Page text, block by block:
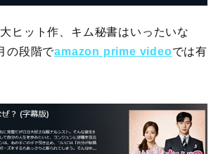
ヒット作、キム秘書はいったいな
の段階でamazon prime videoでは有